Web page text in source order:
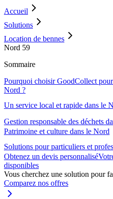
Accueil
Solutions
Location de bennes
Nord 59
Sommaire
Pourquoi choisir GoodCollect
Nord ?
Un service local et rapide dans le
Gestion responsable des déchets
Patrimoine et culture dans le Nord
Solutions pour particuliers et
Obtenez un devis personnalisé
disponibles
Vous cherchez une solution pour
Comparez nos offres